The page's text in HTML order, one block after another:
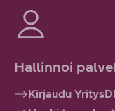
Hallinnoi
Kirjaudu